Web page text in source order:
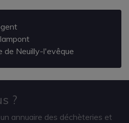
de Neuilly-l'evêque
?
annuaire des déchèteries et